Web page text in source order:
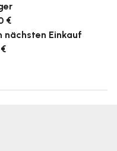
€
nächsten Einkauf